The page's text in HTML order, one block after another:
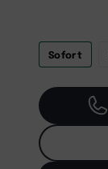
Sofort